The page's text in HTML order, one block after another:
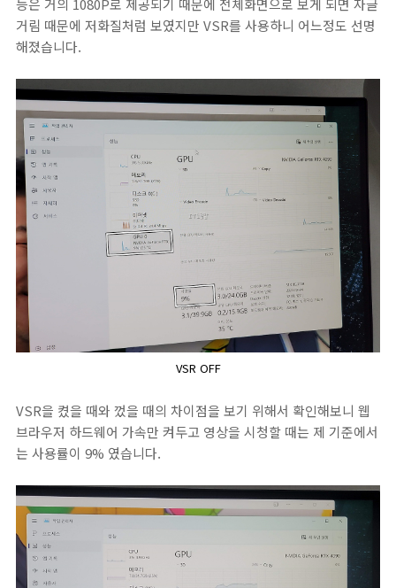
능은 거의 1080P로 제공되기 때문에 전체화면으로 보게 되면 자글
거림 때문에 저화질처럼 보였지만 VSR를 사용하니 어느정도 선명
해졌습니다.
VSR OFF
VSR을 켰을 때와 껐을 때의 차이점을 보기 위해서 확인해보니 웹
브라우저 하드웨어 가속만 켜두고 영상을 시청할 때는 제 기준에서
는 사용률이 9% 였습니다.